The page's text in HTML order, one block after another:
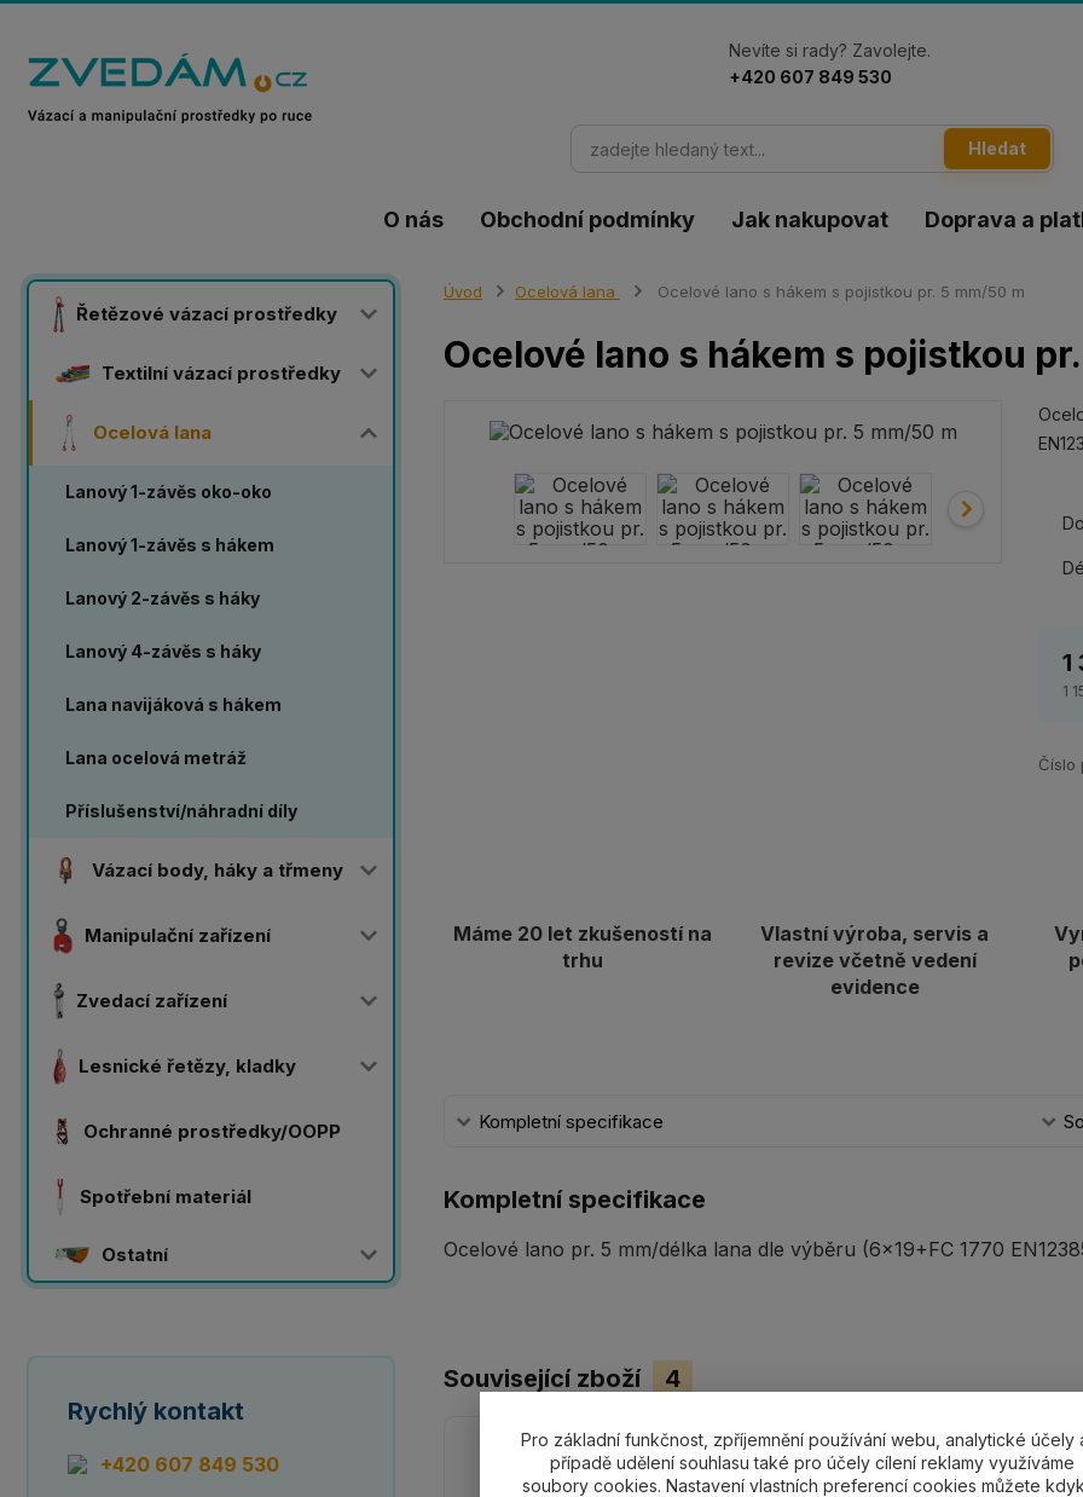
O nás Obchodní podmínky Jak nakupovat Doprava a
Hledat
Nevíte si rady? Zavolejte.
+420 607 849 530
Řetězové vázací prostředky
Textilní vázací prostředky
Ocelová lana
Lanový 1-závěs oko-oko
Lanový 1-závěs s hákem
Lanový 2-závěs s háky
Lanový 4-závěs s háky
Lana navijáková s hákem
Lana ocelová metráž
Příslušenství/náhradní díly
Vázací body, háky a třmeny
Manipulační zařízení
Zvedací zařízení
Lesnické řetězy, kladky
Ochranné prostředky/OOPP
Spotřební materiál
Ostatní
Rychlý kontakt
+420 607 849 530
Úvod Ocelová lana Ocelové lano s hákem s pojistkou pr. 5 mm/50 m
Ocelové lano s hákem s pojistkou
1
1
Číslo
Máme 20 let zkušeností na
trhu
Vlastní výroba, servis a
revize včetně vedení
evidence
Kompletní specifikace
Kompletní specifikace
Ocelové lano pr. 5 mm/délka lana dle výběru (6x19+FC 1770
Související zboží 4
Pro základní funkčnost, zpříjemnění používání webu, analytické účely
případě udělení souhlasu také pro účely cílení reklamy využíváme
soubory cookies. Nastavení vlastních preferencí cookies můžete